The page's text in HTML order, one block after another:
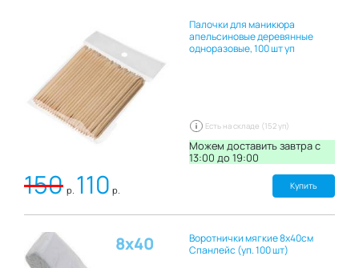
– экономичны — 1 салфетка заменяет 10 обычных
нетканых салфеток.
Палочки для маникюра
апельсиновые деревянные
одноразовые, 100 шт уп
Есть на складе (152 уп)
Можем доставить завтра c
13:00 до 19:00
150 р. 110 р. Купить
8х40
Воротнички мягкие 8х40см
Спанлейс (уп. 100 шт)